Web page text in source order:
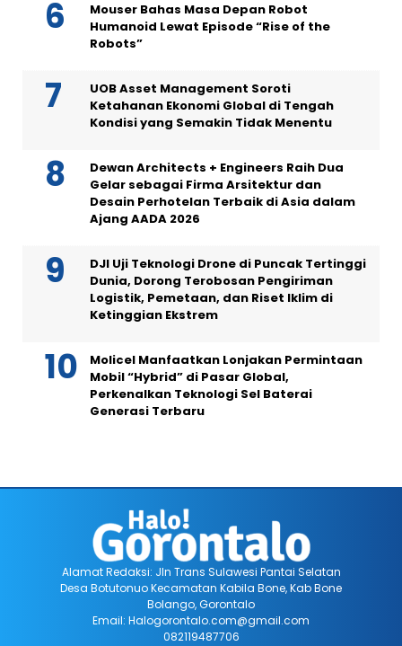
Mouser Bahas Masa Depan Robot
Humanoid Lewat Episode “Rise of the
Robots”
UOB Asset Management Soroti
Ketahanan Ekonomi Global di Tengah
Kondisi yang Semakin Tidak Menentu
Dewan Architects + Engineers Raih Dua
Gelar sebagai Firma Arsitektur dan
Desain Perhotelan Terbaik di Asia dalam
Ajang AADA 2026
DJI Uji Teknologi Drone di Puncak Tertinggi
Dunia, Dorong Terobosan Pengiriman
Logistik, Pemetaan, dan Riset Iklim di
Ketinggian Ekstrem
Molicel Manfaatkan Lonjakan Permintaan
Mobil “Hybrid” di Pasar Global,
Perkenalkan Teknologi Sel Baterai
Generasi Terbaru
Alamat Redaksi: Jln Trans Sulawesi Pantai Selatan
Desa Botutonuo Kecamatan Kabila Bone, Kab Bone
Bolango, Gorontalo
Email: Halogorontalo.com@gmail.com
082119487706